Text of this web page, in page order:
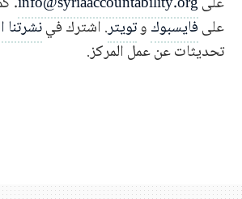
علىفايسبوكوتويتر. اشترك فينشرتنا
تحديثات عن عمل المركز.